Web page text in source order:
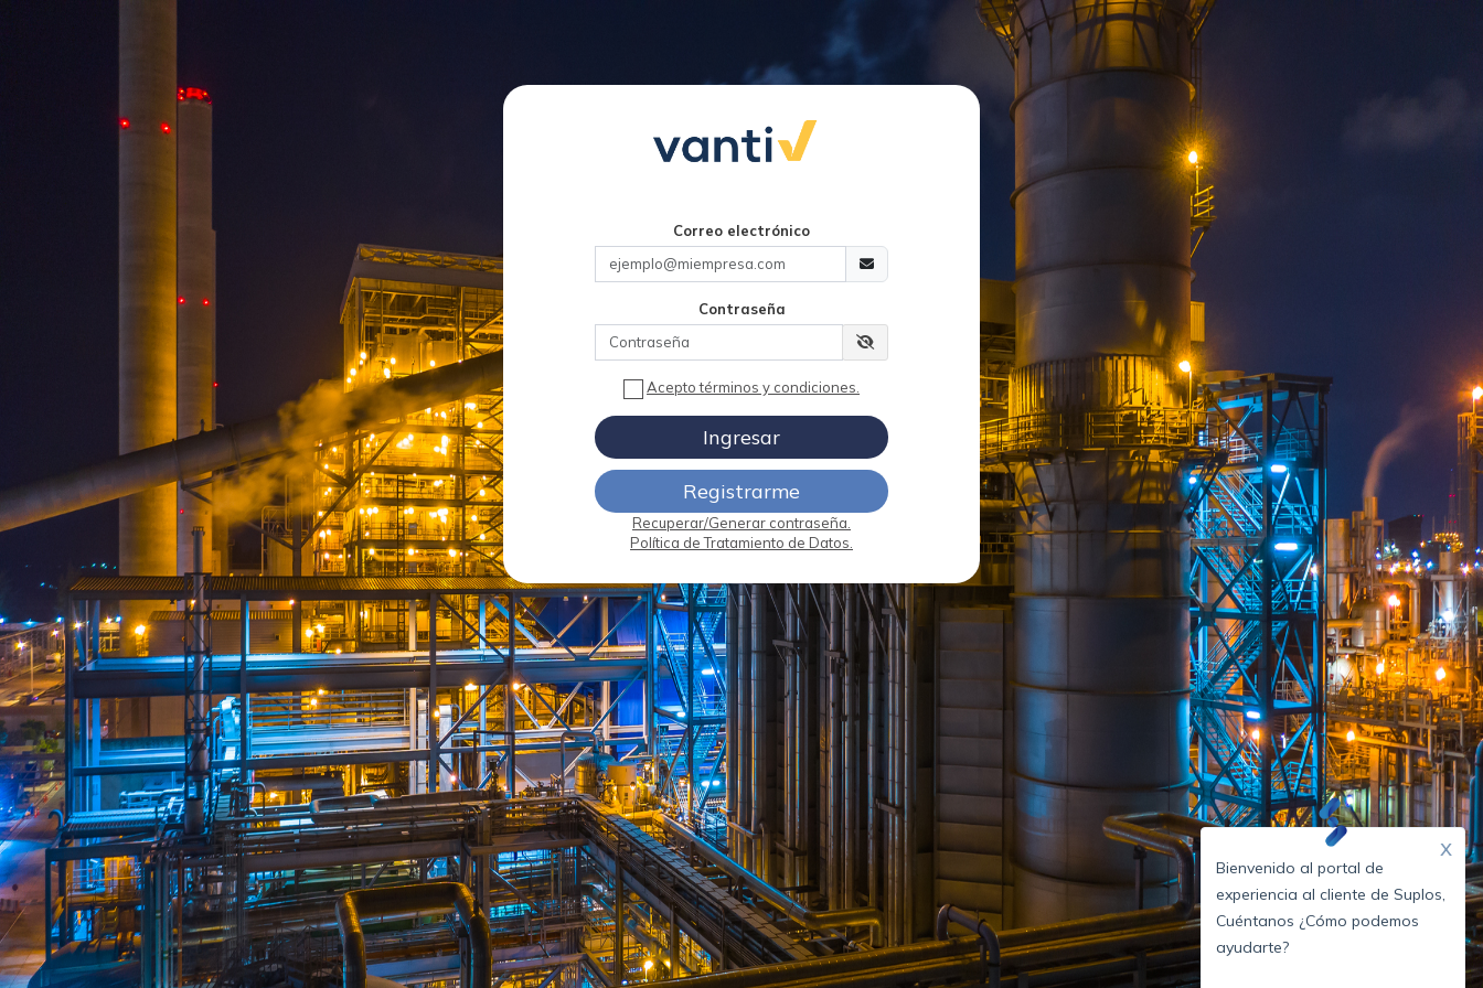
Correo electrónico
Contraseña
Acepto términos y condiciones.
Ingresar
Registrarme
Recuperar/Generar contraseña.
Política de Tratamiento de Datos.
x
Bienvenido al portal de
experiencia al cliente de Suplos,
Cuéntanos ¿Cómo podemos
ayudarte?